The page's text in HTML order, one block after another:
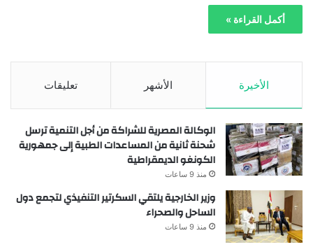
أكمل القراءة »
الأخيرة الأشهر تعليقات
الوكالة المصرية للشراكة من أجل التنمية ترسل
شحنة ثانية من المساعدات الطبية إلى جمهورية
الكونغو الديمقراطية
منذ 9 ساعات
وزير الخارجية يلتقي السكرتير التنفيذي لتجمع دول
الساحل والصحراء
منذ 9 ساعات